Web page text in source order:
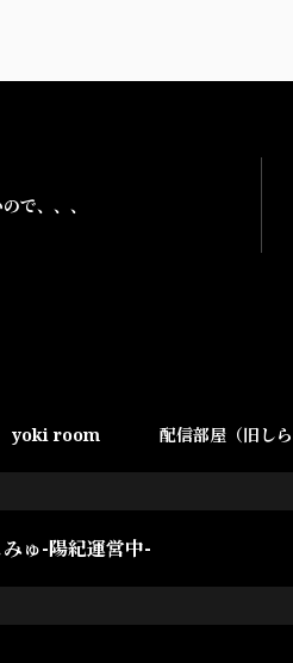
で、、、
yoki room 配信部屋（旧しら
みゅ-陽紀運営中-